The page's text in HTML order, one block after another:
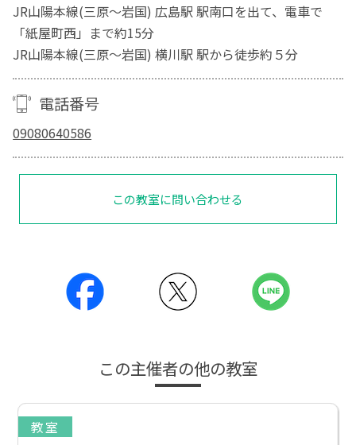
JR山陽本線(三原～岩国) 広島駅 駅南口を出て、電車で
「紙屋町西」まで約15分
JR山陽本線(三原～岩国) 横川駅 駅から徒歩約５分
電話番号
09080640586
この教室に問い合わせる
この主催者の他の教室
教室